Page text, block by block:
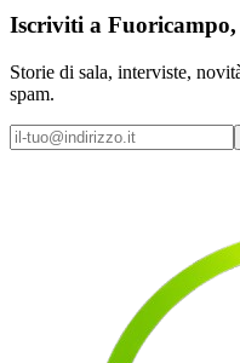
Iscriviti a Fuoricampo
Storie di sala, interviste,
spam.